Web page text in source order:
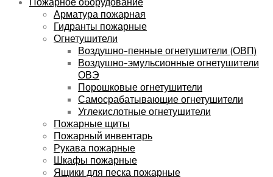
Арматура пожарная
Гидранты пожарные
Огнетушители
Воздушно-пенные огнетушители (ОВП)
Воздушно-эмульсионные огнетушители
ОВЭ
Порошковые огнетушители
Самосрабатывающие огнетушители
Углекислотные огнетушители
Пожарные щиты
Пожарный инвентарь
Рукава пожарные
Шкафы пожарные
Ящики для песка пожарные